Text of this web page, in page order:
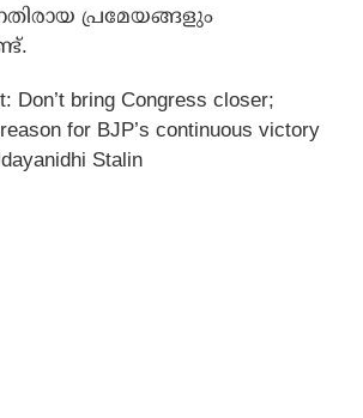
പ്രമേയങ്ങളും
Don’t bring Congress closer;
for BJP’s continuous victory
Stalin